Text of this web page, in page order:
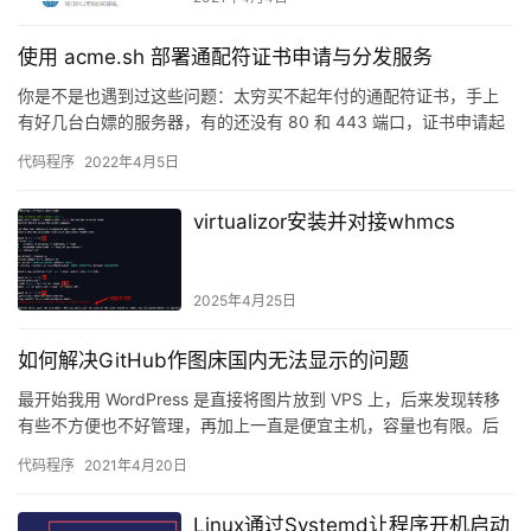
使用 acme.sh 部署通配符证书申请与分发服务
你是不是也遇到过这些问题：太穷买不起年付的通配符证书，手上
有好几台白嫖的服务器，有的还没有 80 和 443 端口，证书申请起
代码程序 2022年4月5日
virtualizor安装并对接whmcs
2025年4月25日
如何解决GitHub作图床国内无法显示的问题
最开始我用 WordPress 是直接将图片放到 VPS 上，后来发现转移
有些不方便也不好管理，再加上一直是便宜主机，容量也有限。后
代码程序 2021年4月20日
Linux通过Systemd让程序开机启动